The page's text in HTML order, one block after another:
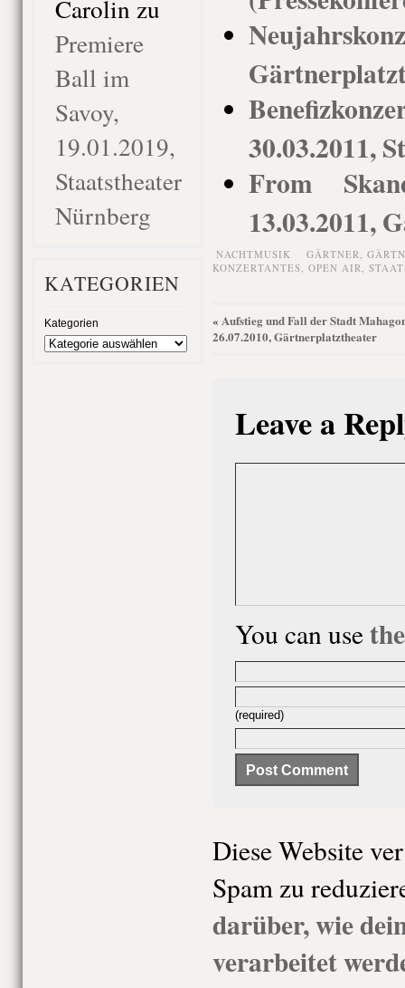
Carolin zu
Premiere
Ball im
Savoy,
19.01.2019,
Staatstheater
Nürnberg
KATEGORIEN
Kategorien
30.03.2011,
From
13.03.2011,
NACHTMUSIK GÄRTNER,
KONZERTANTES, OPEN AIR,
« Aufstieg und Fall der Stadt
26.07.2010, Gärtnerplatztheater
Leave a
You can use
(required)
Diese Website
Spam zu
darüber, wie
verarbeitet